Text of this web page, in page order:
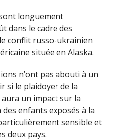
sont longuement
dans le cadre des
conflit russo-ukrainien
située en Alaska.
n’ont pas abouti à un
si le plaidoyer de la
un impact sur la
enfants exposés à la
sensible et
deux pays.